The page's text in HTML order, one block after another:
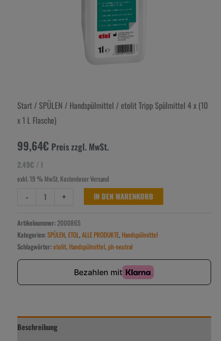
Start/ SPÜLEN / Handspülmittel / etolit Tripp Spülmittel 4 x (10
x 1 L Flasche)
99,64€ Preis zzgl. MwSt.
2,49€ / l
exkl. 19 % MwSt. Kostenloser Versand
- + IN DEN WARENKORB
Artikelnummer: 2000865
Kategorien:SPÜLEN, ETOL, ALLE PRODUKTE, Handspülmittel
Schlagwörter:etolit, Handspülmittel, ph-neutral
Beschreibung